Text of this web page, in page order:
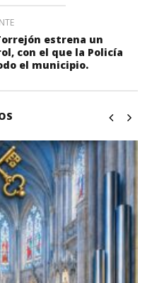
estrena un
con el que la Policía
el municipio.